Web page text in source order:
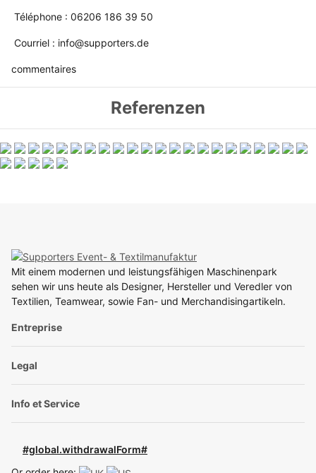
Téléphone : 06206 186 39 50
Courriel : info@supporters.de
commentaires
Referenzen
Mit einem modernen und leistungsfähigen Maschinenpark
sehen wir uns heute als Designer, Hersteller und Veredler von
Textilien, Teamwear, sowie Fan- und Merchandisingartikeln.
Entreprise
Legal
Info et Service
#global.withdrawalForm#